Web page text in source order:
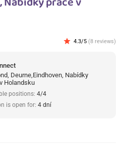
star 4.3/5 (8 reviews)
Deurne,Eindhoven, Nabídky
Holandsku
positions: 4/4
is open for: 4 dní